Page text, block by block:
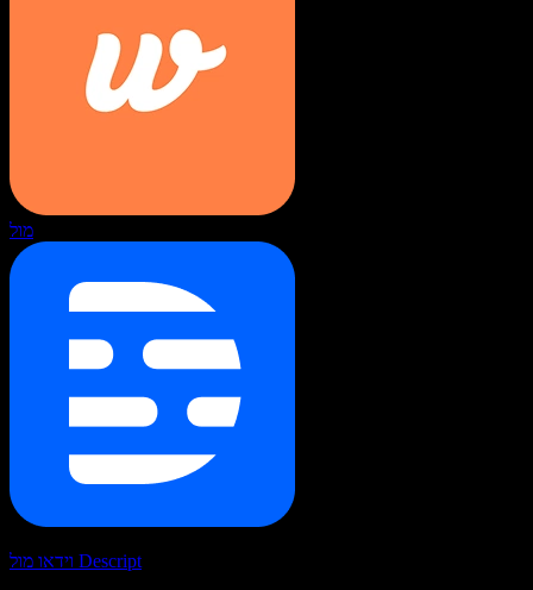
מול
וידאו מול Descript